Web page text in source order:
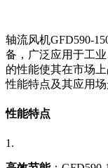
轴流风机GFD590-
备，广泛应用于工
的性能使其在市场
性能特点及其应用场
性能特点
1.